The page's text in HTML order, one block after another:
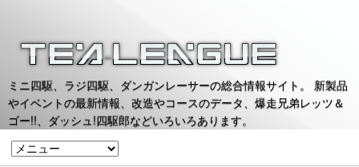
ミニ四駆、ラジ四駆、ダンガンレーサーの総合情報サイト。 新製品
やイベントの最新情報、改造やコースのデータ、爆走兄弟レッツ＆
ゴー!!、ダッシュ!四駆郎などいろいろあります。